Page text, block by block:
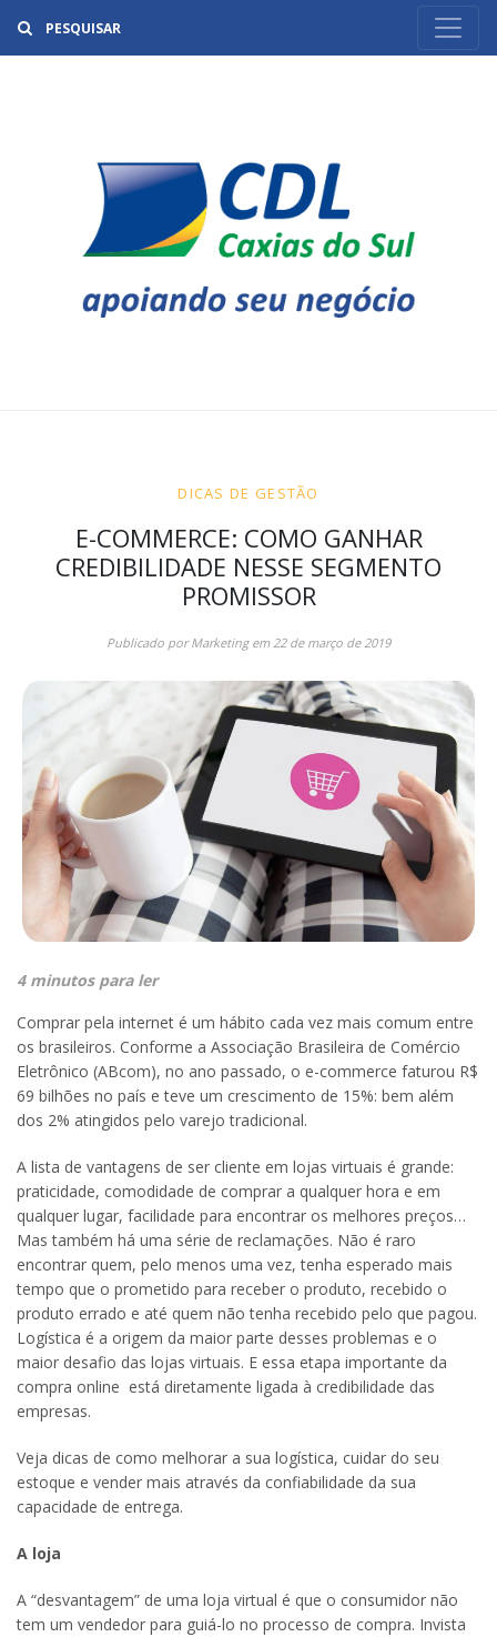
DICAS DE GESTÃO
E-COMMERCE: COMO GANHAR
CREDIBILIDADE NESSE SEGMENTO
PROMISSOR
Publicado porMarketingem 22 de março de 2019
4 minutos para ler
Comprar pela internet é um hábito cada vez mais comum entre
os brasileiros. Conforme a Associação Brasileira de Comércio
Eletrônico (ABcom), no ano passado, o e-commerce faturou R$
69 bilhões no país e teve um crescimento de 15%: bem além
dos 2% atingidos pelo varejo tradicional.
A lista de vantagens de ser cliente em lojas virtuais é grande:
praticidade, comodidade de comprar a qualquer hora e em
qualquer lugar, facilidade para encontrar os melhores preços…
Mas também há uma série de reclamações. Não é raro
encontrar quem, pelo menos uma vez, tenha esperado mais
tempo que o prometido para receber o produto, recebido o
produto errado e até quem não tenha recebido pelo que pagou.
Logística é a origem da maior parte desses problemas e o
maior desafio das lojas virtuais. E essa etapa importante da
compra online está diretamente ligada à credibilidade das
empresas.
Veja dicas de como melhorar a sua logística, cuidar do seu
estoque e vender mais através da confiabilidade da sua
capacidade de entrega.
A loja
A “desvantagem” de uma loja virtual é que o consumidor não
tem um vendedor para guiá-lo no processo de compra. Invista